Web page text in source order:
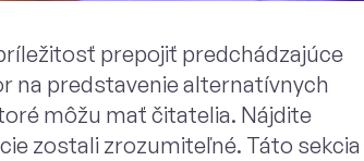
prepojiť predchádzajúce
na predstavenie alternatívnych
môžu mať čitatelia. Nájdite
zostali zrozumiteľné. Táto sekcia